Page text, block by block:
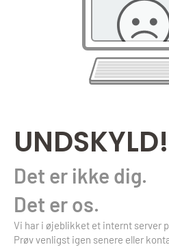
UNDSKYLD!
Det er ikke dig.
Det er os.
Vi har i øjeblikket et internt server
Prøv venligst igen senere eller